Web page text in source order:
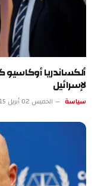
ألكساندريا
لإسرائيل
سياسة الخميس 02 أبريل 8:15 م